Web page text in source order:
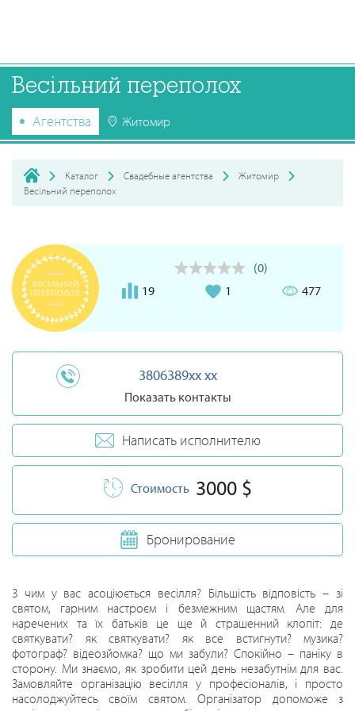
Весільний переполох
Агентства Житомир
Каталог Свадебные агентства
Житомир
Весільний переполох
(0)
19
1 477
3806389xx xx
Показать контакты
Написать исполнителю
Стоимость 3000 $
Бронирование
З чим у вас асоціюється весілля? Більшість відповість – зі
святом, гарним настроєм і безмежним щастям. Але для
наречених та їх батьків це ще й страшенний клопіт: де
святкувати? як святкувати? як все встигнути? музика?
фотограф? відеозйомка? що ми забули? Спокійно – паніку в
сторону. Ми знаємо, як зробити цей день незабутнім для вас.
Замовляйте організацію весілля у професіоналів, і просто
насолоджуйтесь своїм святом. Організатор допоможе з